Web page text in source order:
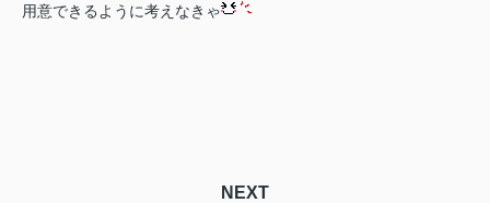
用意できるように考えなきゃ
NEXT